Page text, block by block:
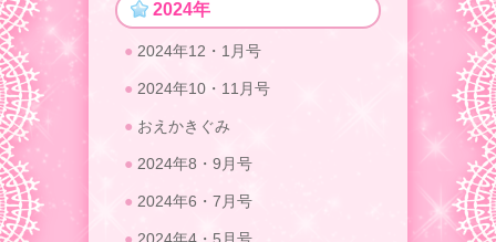
2024年
2024年12・1月号
2024年10・11月号
おえかきぐみ
2024年8・9月号
2024年6・7月号